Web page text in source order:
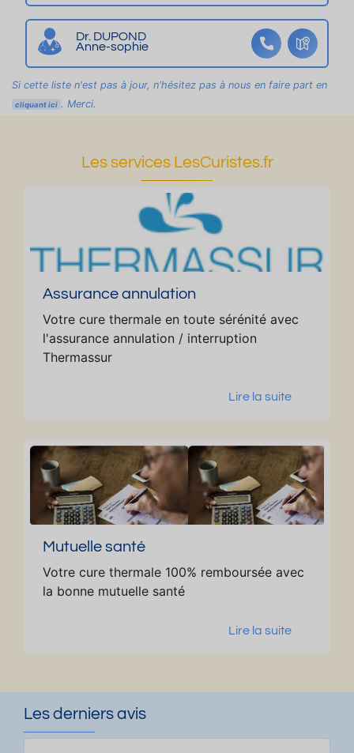
g
e
b
al
c
o
e
nt
re
m
in
ut
n
v
oi
tu
re
d
e
s
th
ja
rd
in
Dr. DUPOND
Anne-sophie
Si cette liste n'est pas à jour, n'hésitez pas à nous en faire part en
cliquant ici . Merci.
Les services LesCuristes.fr
Assurance annulation
Votre cure thermale en toute sérénité avec
l'assurance annulation / interruption
Thermassur
Lire la suite
Mutuelle santé
Votre cure thermale 100% remboursée avec
la bonne mutuelle santé
Lire la suite
Les derniers avis